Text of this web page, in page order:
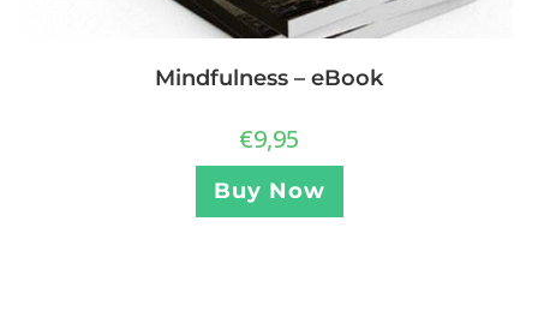
Mindfulness – eBook
€9,95
Buy Now